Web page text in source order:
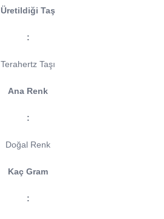
Üretildiği Taş
:
Terahertz Taşı
Ana Renk
:
Doğal Renk
Kaç Gram
: